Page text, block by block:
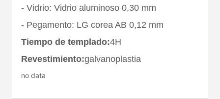
no data